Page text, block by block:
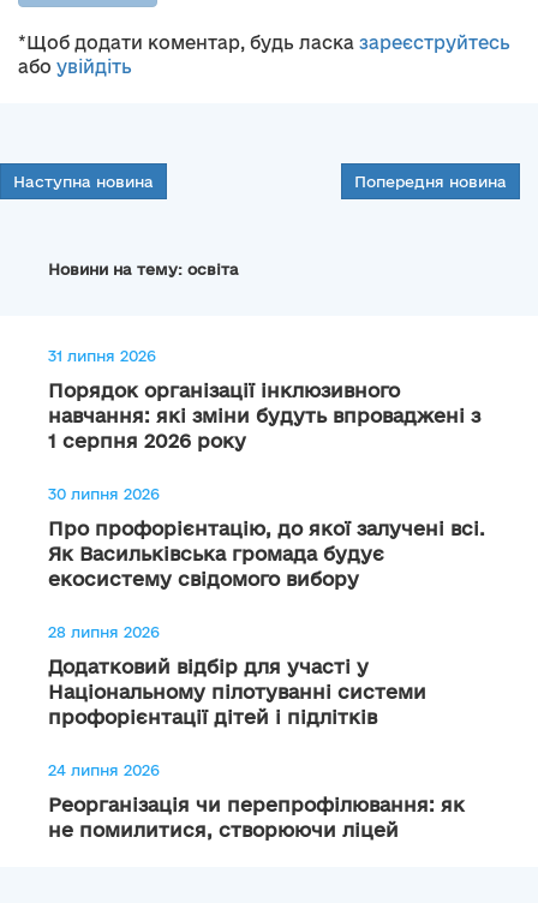
*Щоб додати коментар, будь ласка зареєструйтесь
або увійдіть
Наступна новина Попередня новина
Новини на тему: освіта
31 липня 2026
Порядок організації інклюзивного
навчання: які зміни будуть впроваджені з
1 серпня 2026 року
30 липня 2026
Про профорієнтацію, до якої залучені всі.
Як Васильківська громада будує
екосистему свідомого вибору
28 липня 2026
Додатковий відбір для участі у
Національному пілотуванні системи
профорієнтації дітей і підлітків
24 липня 2026
Реорганізація чи перепрофілювання: як
не помилитися, створюючи ліцей